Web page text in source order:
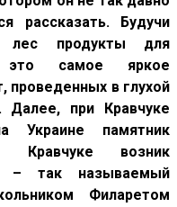
рассказать. Будучи
продукты для
это самое яркое
проведенных в глухой
Далее, при Кравчуке
Украине памятник
Кравчуке возник
– так называемый
Филаретом